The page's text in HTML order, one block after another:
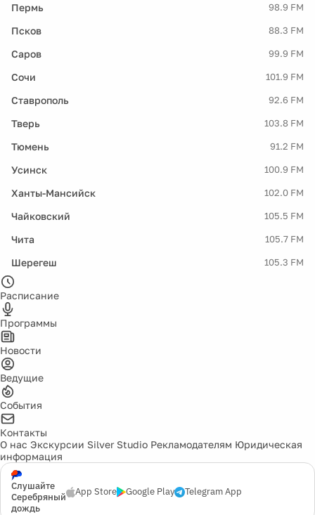
Пермь 98.9 FM
Псков 88.3 FM
Саров 99.9 FM
Сочи 101.9 FM
Ставрополь 92.6 FM
Тверь 103.8 FM
Тюмень 91.2 FM
Усинск 100.9 FM
Ханты-Мансийск 102.0 FM
Чайковский 105.5 FM
Чита 105.7 FM
Шерегеш 105.3 FM
Расписание
Программы
Новости
Ведущие
События
Контакты
О нас Экскурсии Silver Studio Рекламодателям Юридическая
информация
Слушайте
Серебряный
дождь
App Store Google Play Telegram App